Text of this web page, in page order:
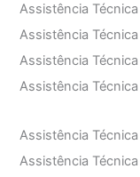
Assistência
Assistência
Assistência
Assistência
Assistência
Assistência